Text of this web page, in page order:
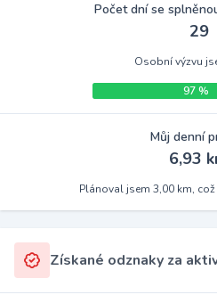
Počet dní se
29
Osobní výzvu
97 %
Můj denní
6,93
Plánoval jsem 3,00 km,
Získané odznaky za